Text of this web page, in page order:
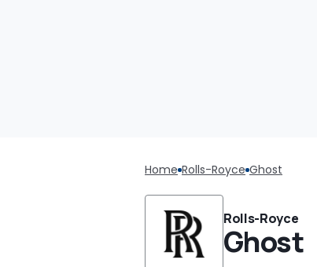
Home Rolls-Royce Ghost
Rolls-Royce
Ghost